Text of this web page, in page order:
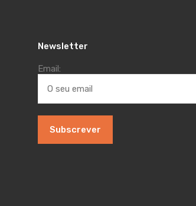
Newsletter
Email: